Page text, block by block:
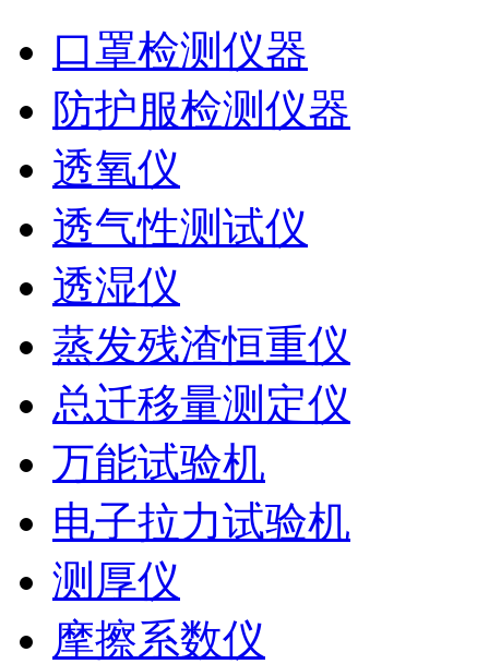
口罩检测仪器
防护服检测仪器
透氧仪
透气性测试仪
透湿仪
蒸发残渣恒重仪
总迁移量测定仪
万能试验机
电子拉力试验机
测厚仪
摩擦系数仪